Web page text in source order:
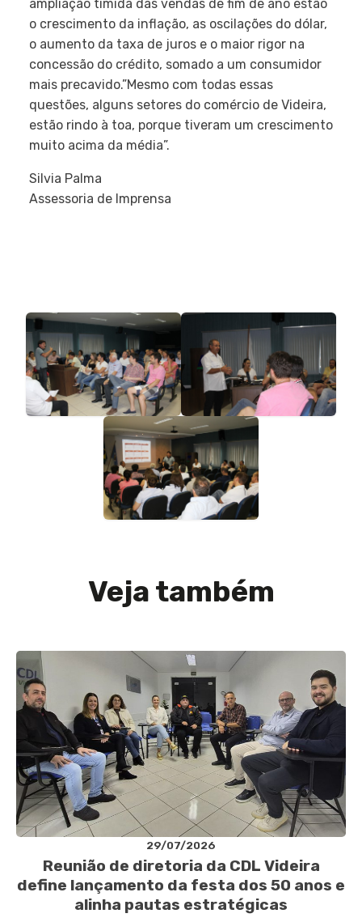
ampliação tímida das vendas de fim de ano estão
o crescimento da inflação, as oscilações do dólar,
o aumento da taxa de juros e o maior rigor na
concessão do crédito, somado a um consumidor
mais precavido.”Mesmo com todas essas
questões, alguns setores do comércio de Videira,
estão rindo à toa, porque tiveram um crescimento
muito acima da média”.
Silvia Palma
Assessoria de Imprensa
Veja também
29/07/2026
Reunião de diretoria da CDL Videira
define lançamento da festa dos 50 anos e
alinha pautas estratégicas